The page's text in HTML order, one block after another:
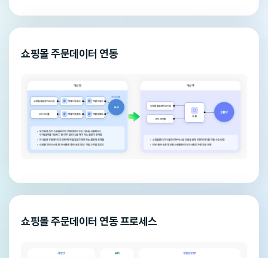
쇼핑몰 주문데이터 연동
쇼핑몰 주문데이터 연동 프로세스